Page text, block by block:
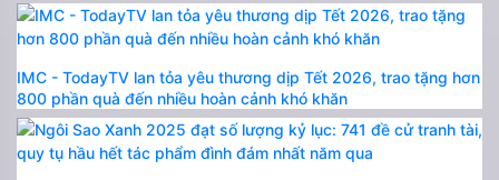
IMC - TodayTV lan tỏa yêu thương dịp Tết 2026, trao tặng hơn
800 phần quà đến nhiều hoàn cảnh khó khăn